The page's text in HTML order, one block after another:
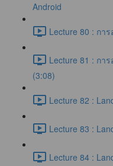
Android
Lecture 80 : กา
Lecture 81 : กา
(3:08)
Lecture 82 :
Lecture 83 :
Lecture 84 :